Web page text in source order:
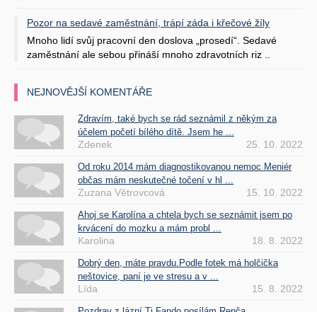
Pozor na sedavé zaměstnání, trápí záda i křečové žíly
Mnoho lidí svůj pracovní den doslova „prosedí“. Sedavé
zaměstnání ale sebou přináší mnoho zdravotních riz ..
NEJNOVĚJŠÍ KOMENTÁŘE
Zdravím, také bych se rád seznámil z někým za
účelem početí bílého dítě. Jsem he ...
Zdenek 25. 10. 2022
Od roku 2014 mám diagnostikovanou nemoc Meniér
občas mám neskutečné točení v hl ...
Zuzana Větrovcová 15. 10. 2022
Ahoj se Karolína a chtela bych se seznámit jsem po
krvácení do mozku a mám probl ...
Karolina 18. 8. 2022
Dobrý den, máte pravdu.Podle fotek má holčička
neštovice, paní je ve stresu a v ...
Lída 15. 8. 2022